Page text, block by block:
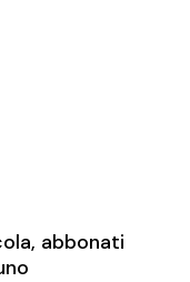
abbonati